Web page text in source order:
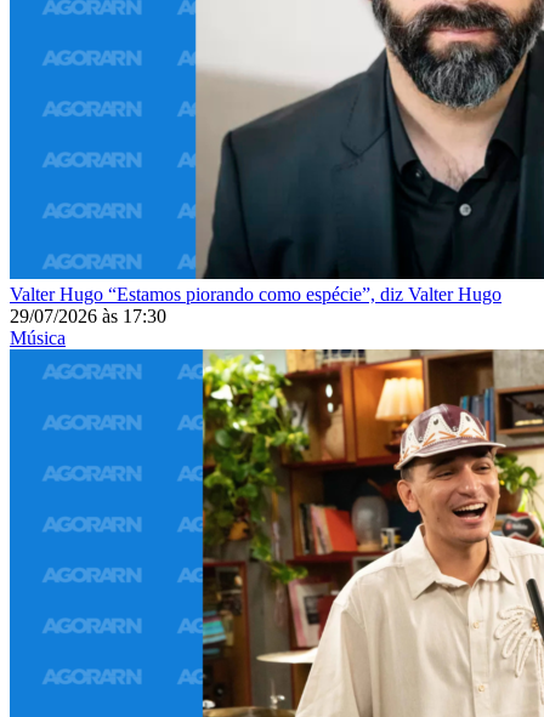
Valter Hugo “Estamos piorando como espécie”, diz Valter Hugo
29/07/2026 às 17:30
Música